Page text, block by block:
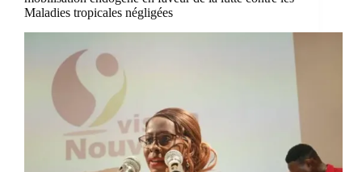
Maladies tropicales négligées